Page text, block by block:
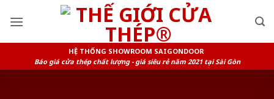
HỆ THỐNG SHOWROOM SAIGONDOOR
Báo giá cửa thép chất lượng - giá siêu rẻ năm 2021 tại Sài Gòn